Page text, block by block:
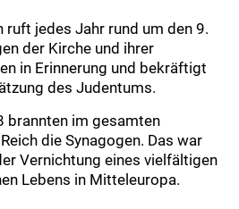
ruft jedes Jahr rund um den 9.
der Kirche und ihrer
in Erinnerung und bekräftigt
des Judentums.
brannten im gesamten
die Synagogen. Das war
Vernichtung eines vielfältigen
Lebens in Mitteleuropa.